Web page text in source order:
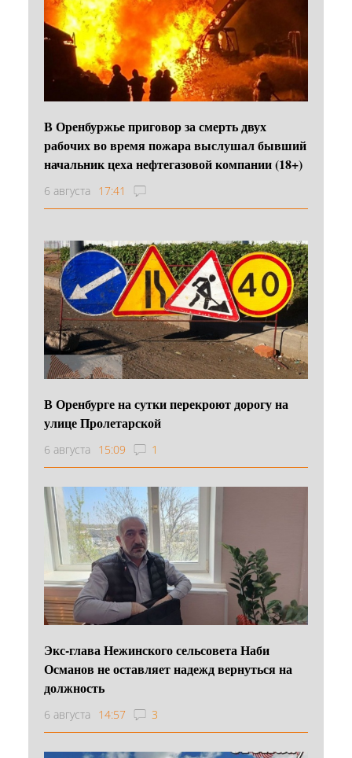
В Оренбуржье приговор за смерть двух
рабочих во время пожара выслушал бывший
начальник цеха нефтегазовой компании (18+)
6 августа 17:41
В Оренбурге на сутки перекроют дорогу на
улице Пролетарской
6 августа 15:09 1
Экс-глава Нежинского сельсовета Наби
Османов не оставляет надежд вернуться на
должность
6 августа 14:57 3